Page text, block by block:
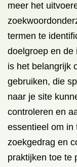
meer het
termen te
doelgroep en de
is het belangrijk
gebruiken, die
naar je site
controleren en
essentieel om in
zoekgedrag en
praktijken toe te